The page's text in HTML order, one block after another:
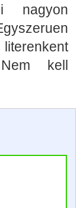
nagyon
kell